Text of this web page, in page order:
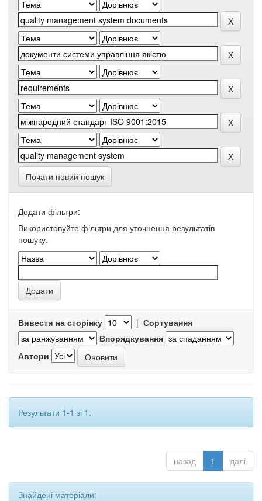
Почати новий пошук
Додати фільтри:
Використовуйте фільтри для уточнення результатів
пошуку.
Вивести на сторінку | Сортування
Впорядкування
Автори
Результати 1-1 зі 1.
назад 1 далі
Знайдені матеріали: